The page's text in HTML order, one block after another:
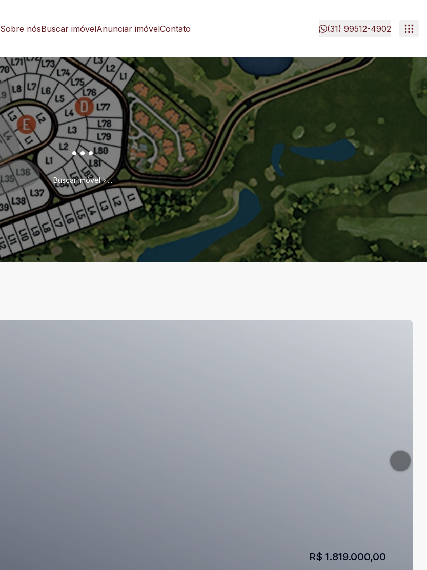
Sobre nósBuscar imóvelAnunciar imóvelContato (31) 99512-4902
...
Buscar imóvel ...
R$ 1.819.000,00